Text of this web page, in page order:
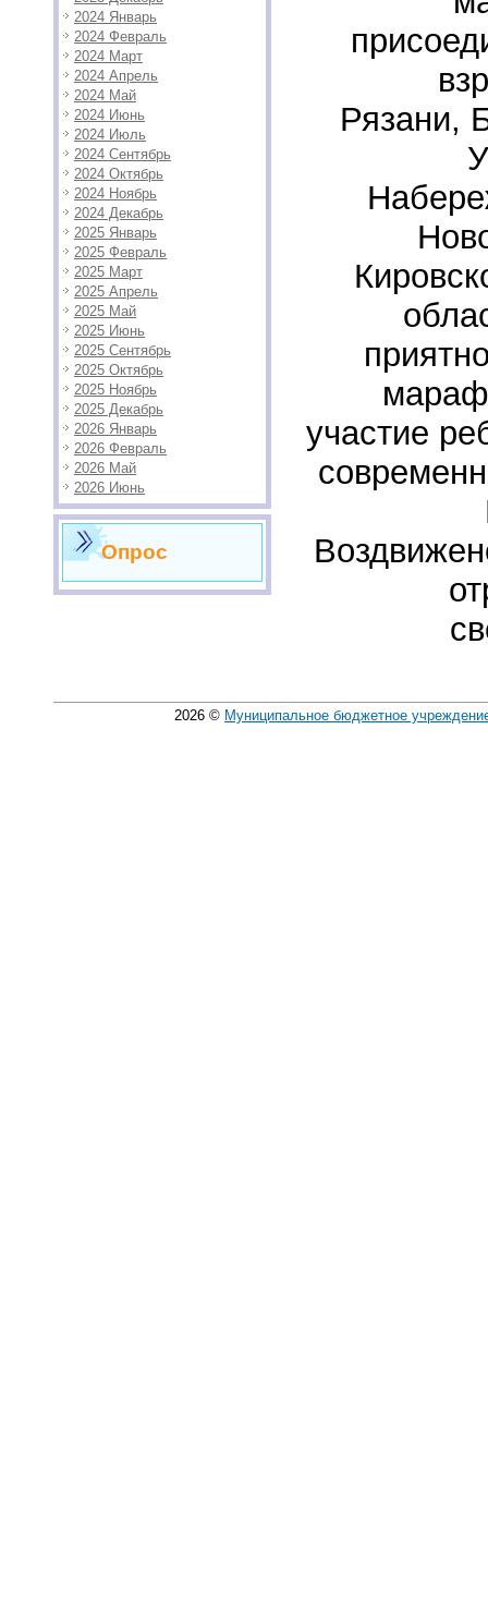
2024 Январь
2024 Февраль
2024 Март
2024 Апрель
2024 Май
2024 Июнь
2024 Июль
2024 Сентябрь
2024 Октябрь
2024 Ноябрь
2024 Декабрь
2025 Январь
2025 Февраль
2025 Март
2025 Апрель
2025 Май
2025 Июнь
2025 Сентябрь
2025 Октябрь
2025 Ноябрь
2025 Декабрь
2026 Январь
2026 Февраль
2026 Май
2026 Июнь
Опрос
Рязани,
участие
2026 © Муниципальное бюджетное